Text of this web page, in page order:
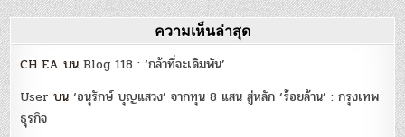
ความเห็นล่าสุด
CH EA บนBlog 118 : ‘กล้าที่จะเดิมพัน’
User บน‘อนุรักษ์ บุญแสวง’ จากทุน 8 แสน สู่หลัก ‘ร้อยล้าน’ : กรุงเทพ
ธุรกิจ